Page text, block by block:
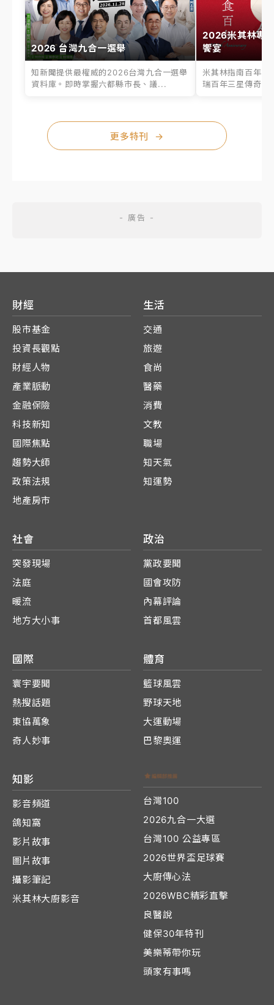
2026 台灣九合一選舉
知新聞提供最權威的2026台灣九合一選舉
資料庫。即時掌握六都縣市長、議...
2026米其林專
饗宴
米其林指南百年之
瑞百年三星傳奇、
更多特刊 →
財經
股市基金
投資長觀點
財經人物
產業脈動
金融保險
科技新知
國際焦點
趨勢大師
政策法規
地產房市
生活
交通
旅遊
食尚
醫藥
消費
文教
職場
知天氣
知運勢
社會
突發現場
法庭
暖流
地方大小事
政治
黨政要聞
國會攻防
內幕評論
首都風雲
國際
寰宇要聞
熱搜話題
東協萬象
奇人妙事
體育
籃球風雲
野球天地
大運動場
巴黎奧運
知影
影音頻道
鴿知窩
影片故事
圖片故事
攝影筆記
米其林大廚影音
台灣100
2026九合一大選
台灣100 公益專區
2026世界盃足球賽
大廚傳心法
2026WBC精彩直擊
良醫說
健保30年特刊
美樂蒂帶你玩
頭家有事嗎